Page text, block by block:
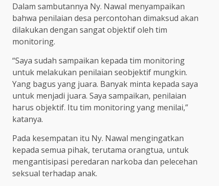
Dalam sambutannya Ny. Nawal menyampaikan
bahwa penilaian desa percontohan dimaksud akan
dilakukan dengan sangat objektif oleh tim
monitoring.
“Saya sudah sampaikan kepada tim monitoring
untuk melakukan penilaian seobjektif mungkin.
Yang bagus yang juara. Banyak minta kepada saya
untuk menjadi juara. Saya sampaikan, penilaian
harus objektif. Itu tim monitoring yang menilai,”
katanya.
Pada kesempatan itu Ny. Nawal mengingatkan
kepada semua pihak, terutama orangtua, untuk
mengantisipasi peredaran narkoba dan pelecehan
seksual terhadap anak.